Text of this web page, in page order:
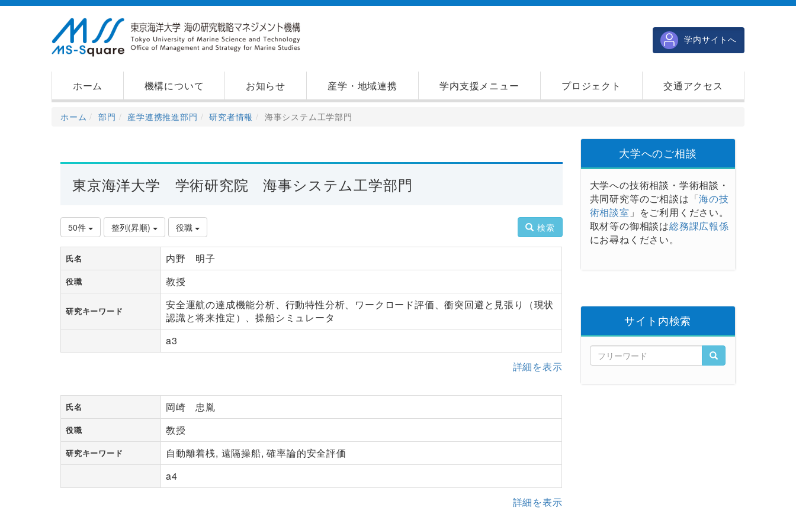
学内サイトへ
ホーム 機構について お知らせ 産学・地域連携 学内支援メニュー プロジェクト 交通アクセス
ホーム 部門 産学連携推進部門 研究者情報 海事システム工学部門
東京海洋大学 学術研究院 海事システム工学部門
50件 整列(昇順) 役職 検索
氏名 内野 明子
役職 教授
研究キーワード
安全運航の達成機能分析、行動特性分析、ワークロード評価、衝突回避と見張り（現状
認識と将来推定）、操船シミュレータ
a3
詳細を表示
氏名 岡崎 忠胤
役職 教授
研究キーワード
自動離着桟, 遠隔操船, 確率論的安全評価
a4
詳細を表示
大学へのご相談
大学への技術相談・学術相談・
共同研究等のご相談は「海の技
術相談室 」をご利用ください。
取材等の御相談は総務課広報係
にお尋ねください。
サイト内検索